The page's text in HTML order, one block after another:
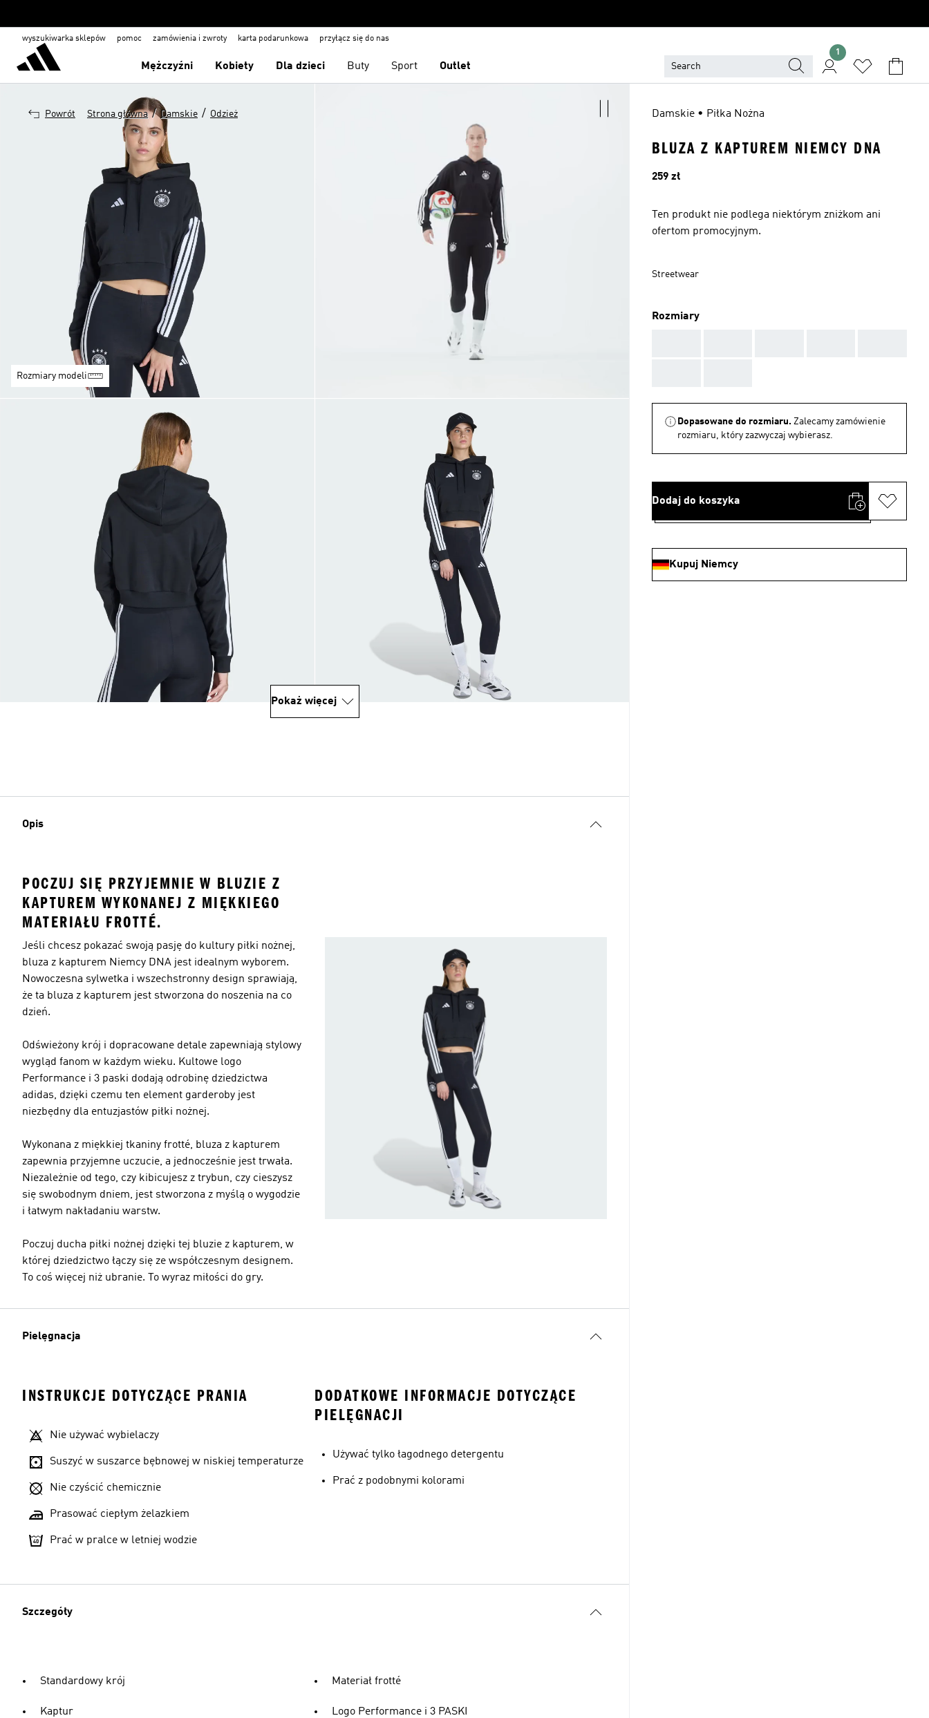
wyszukiwarka sklepów pomoc zamówienia i zwroty karta podarunkowa przyłącz się do nas
Mężczyźni Kobiety Dla dzieci Buty Sport Outlet
Powrót Strona główna / Damskie / Odzież
Rozmiary modeli
Pokaż więcej
Opis
POCZUJ SIĘ PRZYJEMNIE W BLUZIE Z
KAPTUREM WYKONANEJ Z MIĘKKIEGO
MATERIAŁU FROTTÉ.
Jeśli chcesz pokazać swoją pasję do kultury piłki nożnej,
bluza z kapturem Niemcy DNA jest idealnym wyborem.
Nowoczesna sylwetka i wszechstronny design sprawiają,
że ta bluza z kapturem jest stworzona do noszenia na co
dzień.
Odświeżony krój i dopracowane detale zapewniają stylowy
wygląd fanom w każdym wieku. Kultowe logo
Performance i 3 paski dodają odrobinę dziedzictwa
adidas, dzięki czemu ten element garderoby jest
niezbędny dla entuzjastów piłki nożnej.
Wykonana z miękkiej tkaniny frotté, bluza z kapturem
zapewnia przyjemne uczucie, a jednocześnie jest trwała.
Niezależnie od tego, czy kibicujesz z trybun, czy cieszysz
się swobodnym dniem, jest stworzona z myślą o wygodzie
i łatwym nakładaniu warstw.
Poczuj ducha piłki nożnej dzięki tej bluzie z kapturem, w
której dziedzictwo łączy się ze współczesnym designem.
To coś więcej niż ubranie. To wyraz miłości do gry.
Pielęgnacja
INSTRUKCJE DOTYCZĄCE PRANIA
Nie używać wybielaczy
Suszyć w suszarce bębnowej w niskiej temperaturze
Nie czyścić chemicznie
Prasować ciepłym żelazkiem
Prać w pralce w letniej wodzie
DODATKOWE INFORMACJE DOTYCZĄCE
PIELĘGNACJI
Używać tylko łagodnego detergentu
Prać z podobnymi kolorami
Szczegóły
Standardowy krój
Kaptur
Materiał frotté
Logo Performance i 3 PASKI
Damskie • Piłka Nożna
BLUZA Z KAPTUREM NIEMCY DNA
Cena
259 zł
Ten produkt nie podlega niektórym zniżkom ani
ofertom promocyjnym.
Streetwear
Rozmiary
Dopasowane do rozmiaru. Zalecamy zamówienie
rozmiaru, który zazwyczaj wybierasz.
Dodaj do koszyka
Kupuj Niemcy